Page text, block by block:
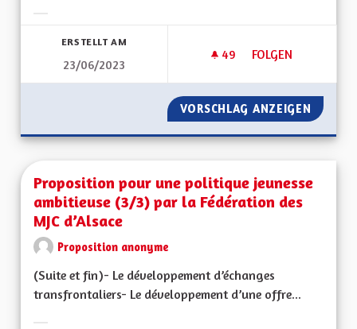
ERSTELLT AM
23/06/2023
49 49 FOLLOWER
FOLGEN
PROPOSITION VIE
VORSCHLAG ANZEIGEN
Proposition pour une politique jeunesse
ambitieuse (3/3) par la Fédération des
MJC d’Alsace
Proposition anonyme
(Suite et fin)- Le développement d’échanges
transfrontaliers- Le développement d’une offre...